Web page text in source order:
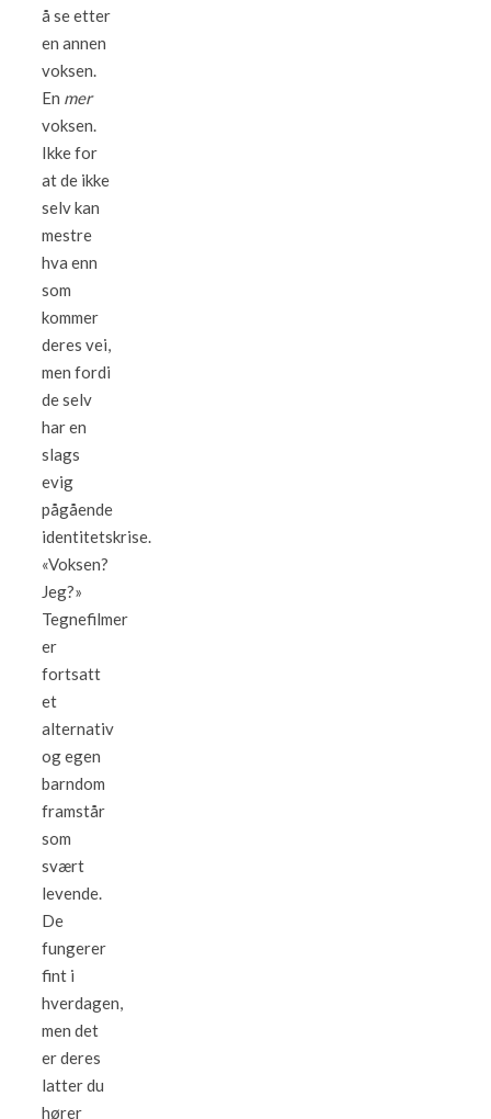
å se etter
en annen
voksen.
En mer
voksen.
Ikke for
at de ikke
selv kan
mestre
hva enn
som
kommer
deres vei,
men fordi
de selv
har en
slags
evig
pågående
identitetskrise.
«Voksen?
Jeg?»
Tegnefilmer
er
fortsatt
et
alternativ
og egen
barndom
framstår
som
svært
levende.
De
fungerer
fint i
hverdagen,
men det
er deres
latter du
hører